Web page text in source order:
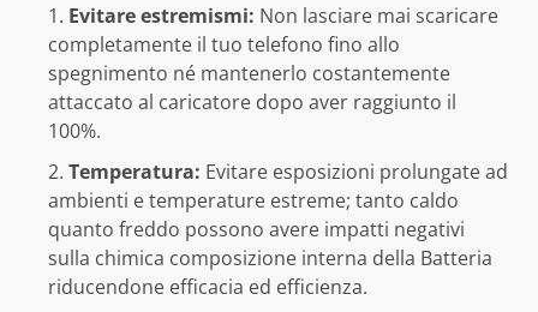
Evitare estremismi: Non lasciare mai scaricare
completamente il tuo telefono fino allo
spegnimento né mantenerlo costantemente
attaccato al caricatore dopo aver raggiunto il
100%.
Temperatura: Evitare esposizioni prolungate ad
ambienti e temperature estreme; tanto caldo
quanto freddo possono avere impatti negativi
sulla chimica composizione interna della Batteria
riducendone efficacia ed efficienza.